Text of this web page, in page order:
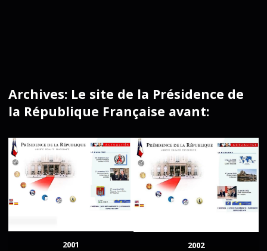
Archives: Le site de la Présidence de
la République Française avant:
2001 2002